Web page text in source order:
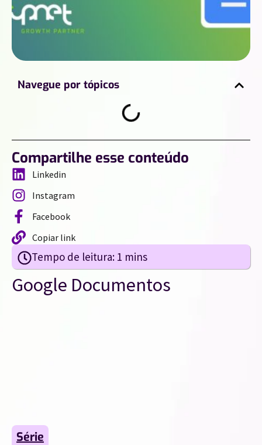
Navegue por tópicos
Compartilhe esse conteúdo
Linkedin
Instagram
Facebook
Copiar link
Google Documentos
Série